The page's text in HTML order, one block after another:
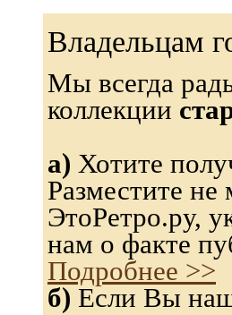
Владельцам
Мы всегда
коллекции
а) Хотите
Разместите
ЭтоРетро.ру,
нам о факте
Подробнее >>
б) Если Вы